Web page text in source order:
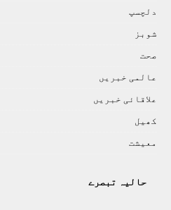
دلچسپ
شوبز
صحت
عالمی خبريں
علاقائی خبريں
کھيل
معيشت
حالیہ تبصرے